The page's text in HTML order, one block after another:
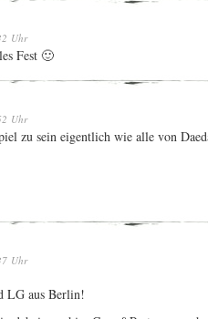
Uhr
Fest 🙂
Uhr
zu sein eigentlich wie alle von
Uhr
LG aus Berlin!